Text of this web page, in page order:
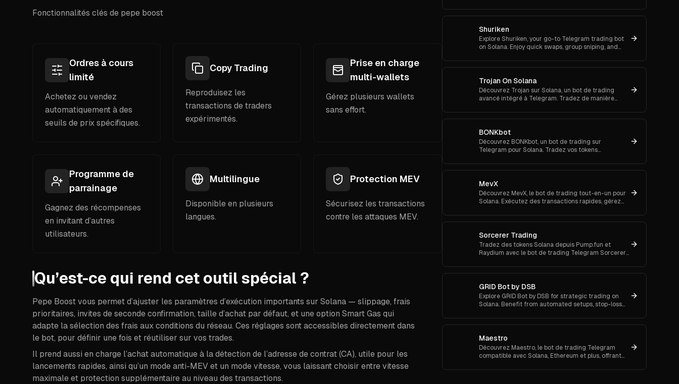
Fonctionnalités clés de pepe boost
Ordres à cours
limité
Achetez ou vendez
automatiquement à des
seuils de prix spécifiques.
Copy Trading
Reproduisez les
transactions de traders
expérimentés.
Prise en charge
multi-wallets
Gérez plusieurs wallets
sans effort.
Programme de
parrainage
Gagnez des récompenses
en invitant d’autres
utilisateurs.
Multilingue
Disponible en plusieurs
langues.
Protection MEV
Sécurisez les transactions
contre les attaques MEV.
Qu’est-ce qui rend cet outil spécial ?
Pepe Boost vous permet d’ajuster les paramètres d’exécution importants sur Solana — slippage, frais
prioritaires, invites de seconde confirmation, taille d’achat par défaut, et une option Smart Gas qui
adapte la sélection des frais aux conditions du réseau. Ces réglages sont accessibles directement dans
le bot, pour définir une fois et réutiliser sur vos trades.
Il prend aussi en charge l’achat automatique à la détection de l’adresse de contrat (CA), utile pour les
lancements rapides, ainsi qu’un mode anti-MEV et un mode vitesse, vous laissant choisir entre vitesse
maximale et protection supplémentaire au niveau des transactions.
Shuriken
Explore Shuriken, your go-to Telegram trading bot
on Solana. Enjoy quick swaps, group sniping, and
Trojan On Solana
Découvrez Trojan sur Solana, un bot de trading
avancé intégré à Telegram. Tradez de manière
BONKbot
Découvrez BONKbot, un bot de trading sur
Telegram pour Solana. Tradez vos tokens
profits en toute simplicité.
MevX
Découvrez MevX, le bot de trading tout-en-un pour
Solana. Exécutez des transactions rapides, gérez
chaînes.
Sorcerer Trading
Tradez des tokens Solana depuis Pump.fun et
Raydium avec le bot de trading Telegram Sorcerer
GRID Bot by DSB
Explore GRID Bot by DSB for strategic trading on
Solana. Benefit from automated setups, stop-loss
Maestro
Découvrez Maestro, le bot de trading Telegram
compatible avec Solana, Ethereum et plus, offrant
renforcée.